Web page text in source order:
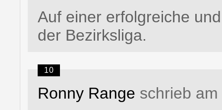
Auf einer erfolgreiche
der Bezirksliga.
10
Ronny Range schrieb